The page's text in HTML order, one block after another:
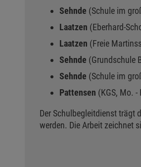
Sehnde (Schule im
Laatzen (Eberhard-
Laatzen (Freie
Sehnde (Grundschule
Sehnde (Schule im
Pattensen (KGS, Mo.
Der Schulbegleitdienst trägt
werden. Die Arbeit zeichnet